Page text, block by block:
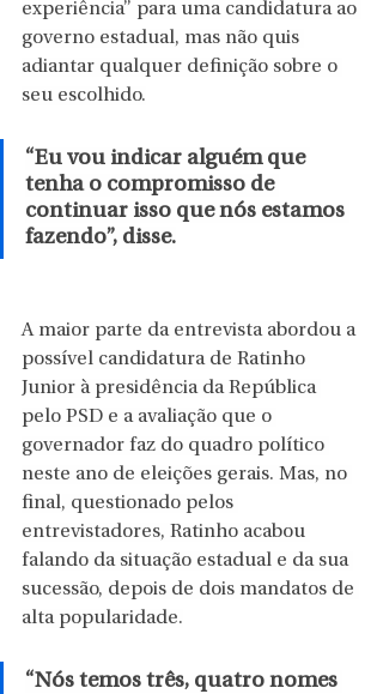
experiência” para uma candidatura ao
governo estadual, mas não quis
adiantar qualquer definição sobre o
seu escolhido.
“Eu vou indicar alguém que
tenha o compromisso de
continuar isso que nós estamos
fazendo”, disse.
A maior parte da entrevista abordou a
possível candidatura de Ratinho
Junior à presidência da República
pelo PSD e a avaliação que o
governador faz do quadro político
neste ano de eleições gerais. Mas, no
final, questionado pelos
entrevistadores, Ratinho acabou
falando da situação estadual e da sua
sucessão, depois de dois mandatos de
alta popularidade.
“Nós temos três, quatro nomes